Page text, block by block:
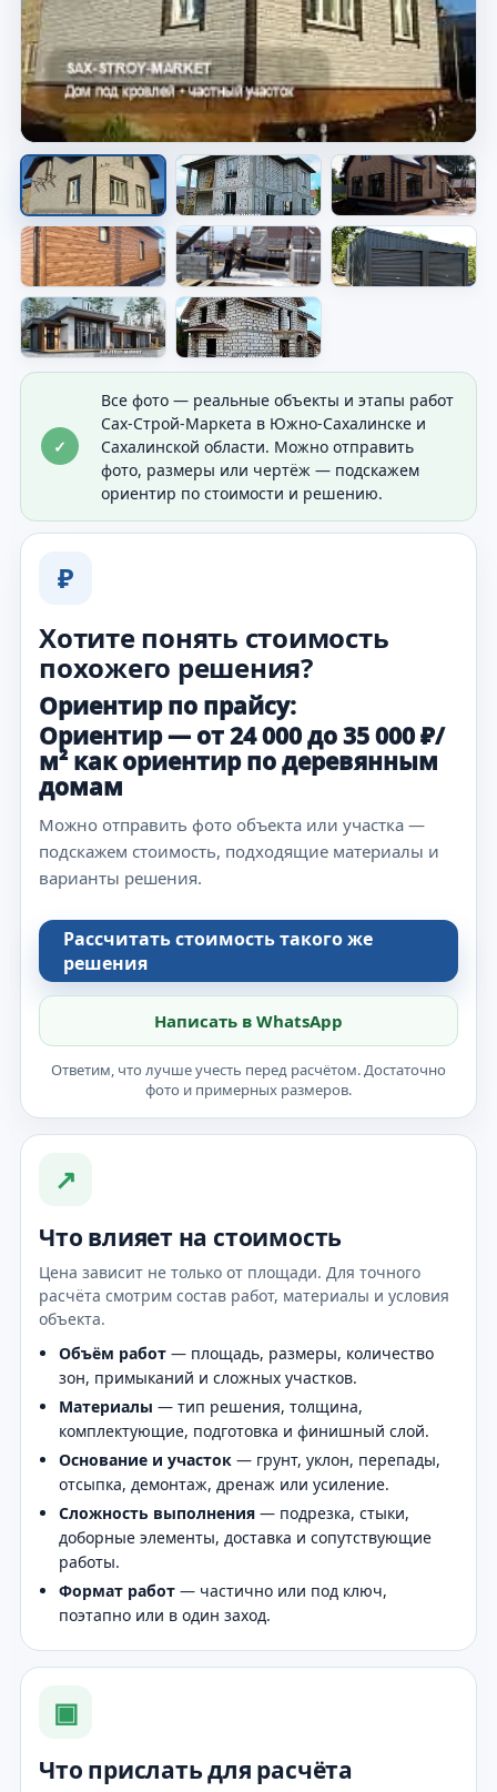
Материалы для объекта
Видно материал, который используют в
работе.
✓
Все фото — реальные объекты и этапы работ
Сах-Строй-Маркета в Южно-Сахалинске и
Сахалинской области. Можно отправить
фото, размеры или чертёж — подскажем
ориентир по стоимости и решению.
₽
Хотите понять стоимость
похожего решения?
Ориентир по прайсу:
Ориентир — от 24 000 до 35 000 ₽/
м² как ориентир по деревянным
домам
Можно отправить фото объекта или участка —
подскажем стоимость, подходящие материалы и
варианты решения.
Рассчитать стоимость такого же
решения
Написать в WhatsApp
Ответим, что лучше учесть перед расчётом. Достаточно
фото и примерных размеров.
↗
Что влияет на стоимость
Цена зависит не только от площади. Для точного
расчёта смотрим состав работ, материалы и условия
объекта.
Объём работ — площадь, размеры, количество
зон, примыканий и сложных участков.
Материалы — тип решения, толщина,
комплектующие, подготовка и финишный слой.
Основание и участок — грунт, уклон, перепады,
отсыпка, демонтаж, дренаж или усиление.
Сложность выполнения — подрезка, стыки,
доборные элементы, доставка и сопутствующие
работы.
Формат работ — частично или под ключ,
поэтапно или в один заход.
▣
Что прислать для расчёта